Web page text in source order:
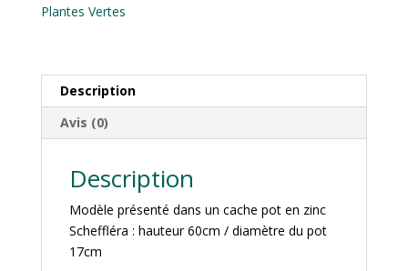
Plantes Vertes
Description
Avis (0)
Description
Modèle présenté dans un cache pot en zinc
Scheffléra : hauteur 60cm / diamètre du pot
17cm